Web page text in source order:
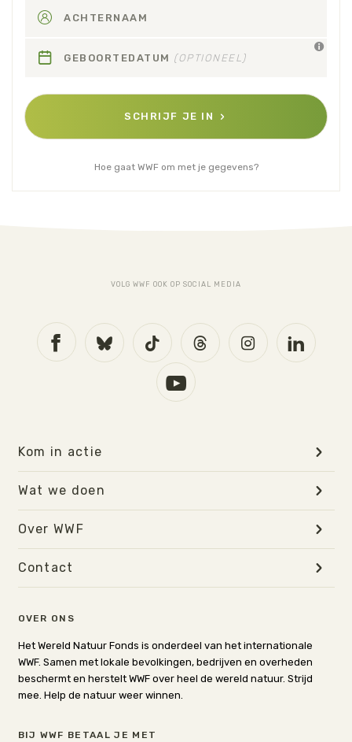
ACHTERNAAM
GEBOORTEDATUM (OPTIONEEL)
SCHRIJF JE IN
Hoe gaat WWF om met je gegevens?
VOLG WWF OOK OP SOCIAL MEDIA
OVER ONS
Het Wereld Natuur Fonds is onderdeel van het internationale
WWF. Samen met lokale bevolkingen, bedrijven en overheden
beschermt en herstelt WWF over heel de wereld natuur. Strijd
mee. Help de natuur weer winnen.
BIJ WWF BETAAL JE MET
Kom in actie
Wat we doen
Over WWF
Contact